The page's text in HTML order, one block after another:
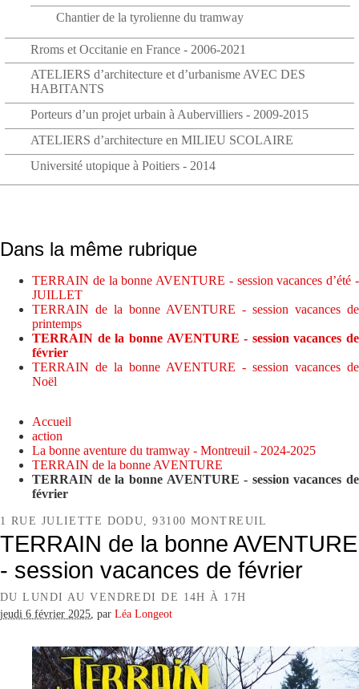
Chantier de la tyrolienne du tramway
Rroms et Occitanie en France - 2006-2021
ATELIERS d’architecture et d’urbanisme AVEC DES
HABITANTS
Porteurs d’un projet urbain à Aubervilliers - 2009-2015
ATELIERS d’architecture en MILIEU SCOLAIRE
Université utopique à Poitiers - 2014
Dans la même rubrique
TERRAIN de la bonne AVENTURE - session vacances d’été -
JUILLET
TERRAIN de la bonne AVENTURE - session vacances de
printemps
TERRAIN de la bonne AVENTURE - session vacances de
février
TERRAIN de la bonne AVENTURE - session vacances de
Noël
Accueil
action
La bonne aventure du tramway - Montreuil - 2024-2025
TERRAIN de la bonne AVENTURE
TERRAIN de la bonne AVENTURE - session vacances de
février
1 RUE JULIETTE DODU, 93100 MONTREUIL
TERRAIN de la bonne AVENTURE
- session vacances de février
DU LUNDI AU VENDREDI DE 14H À 17H
jeudi 6 février 2025 par Léa Longeot